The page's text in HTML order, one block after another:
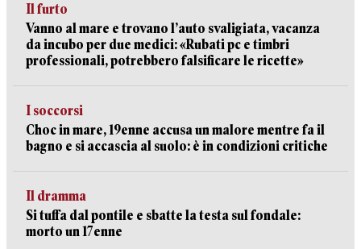
Il furto
Vanno al mare e trovano l’auto svaligiata, vacanza
da incubo per due medici: «Rubati pc e timbri
professionali, potrebbero falsificare le ricette»
I soccorsi
Choc in mare, 19enne accusa un malore mentre fa il
bagno e si accascia al suolo: è in condizioni critiche
Il dramma
Si tuffa dal pontile e sbatte la testa sul fondale:
morto un 17enne